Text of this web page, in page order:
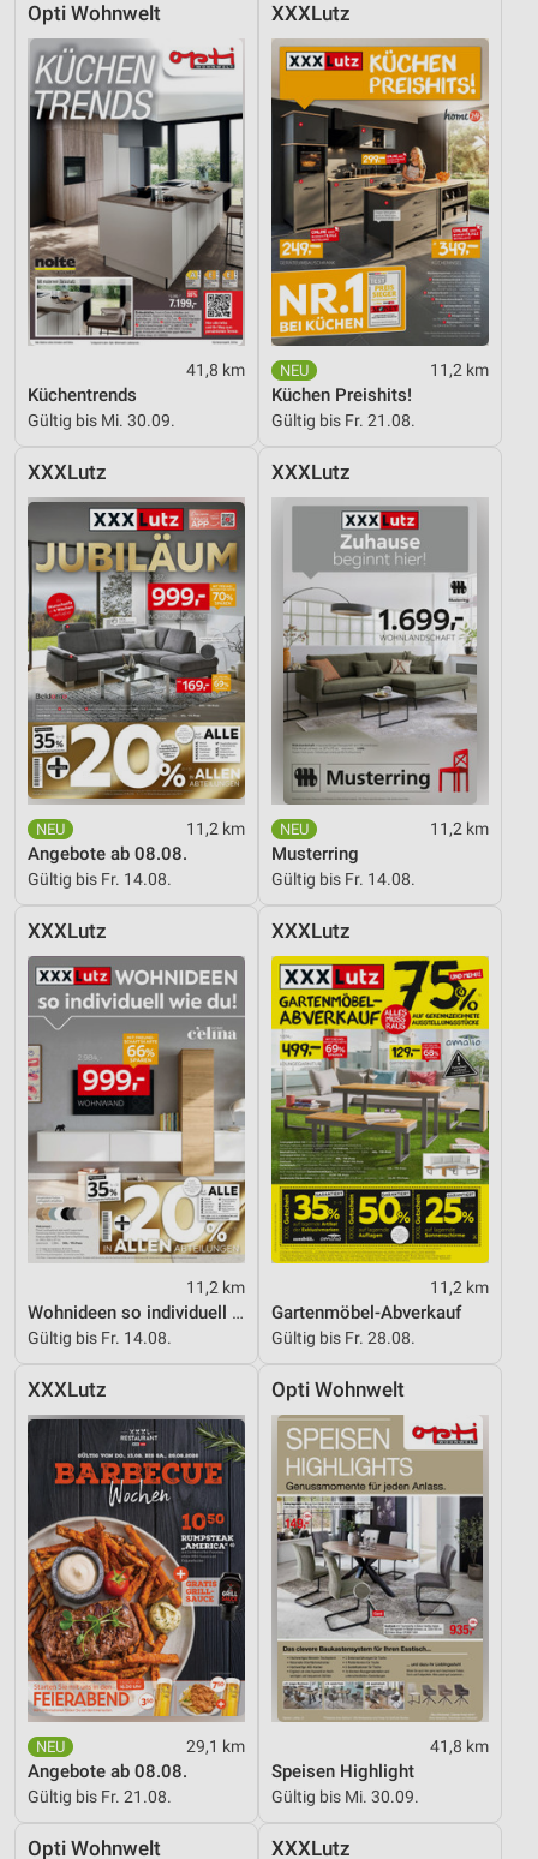
Opti Wohnwelt
41,8 km
Küchentrends
Gültig bis Mi. 30.09.
XXXLutz
11,2 km
Küchen Preishits!
Gültig bis Fr. 21.08.
XXXLutz
11,2 km
Angebote ab 08.08.
Gültig bis Fr. 14.08.
XXXLutz
11,2 km
Musterring
Gültig bis Fr. 14.08.
XXXLutz
11,2 km
Wohnideen so individuell wie du!
Gültig bis Fr. 14.08.
XXXLutz
11,2 km
Gartenmöbel-Abverkauf
Gültig bis Fr. 28.08.
XXXLutz
29,1 km
Angebote ab 08.08.
Gültig bis Fr. 21.08.
Opti Wohnwelt
41,8 km
Speisen Highlight
Gültig bis Mi. 30.09.
Opti Wohnwelt XXXLutz